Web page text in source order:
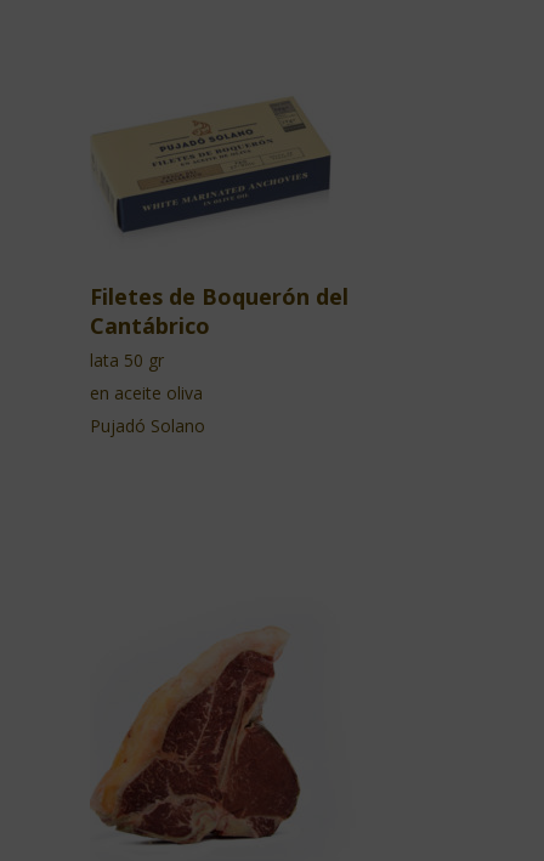
Filetes de Boquerón del
Cantábrico
lata 50 gr
en aceite oliva
Pujadó Solano